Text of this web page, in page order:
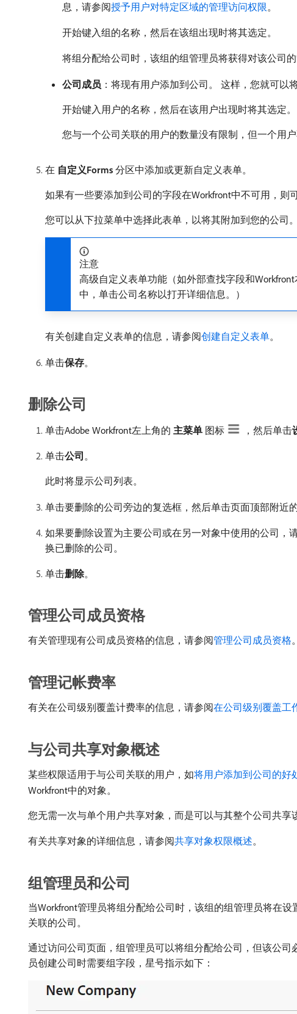
息，请参阅授予用户对特定区域的管理访问权限。
开始键入组的名称，然后在该组出现时将其选定。
将组分配给公司时，该组的组管理员将获得对该公司
公司成员 ：将现有用户添加到公司。 这样，您就可以
开始键入用户的名称，然后在该用户出现时将其选定。
您与一个公司关联的用户的数量没有限制，但一个用户
在​ 自定义Forms ​分区中添加或更新自定义表单。
如果有一些要添加到公司的字段在Workfront中不可用，则
您可以从下拉菜单中选择此表单，以将其附加到您的公司
注意
高级自定义表单功能（如外部查找字段和
中，单击公司名称以打开详细信息。）
有关创建自定义表单的信息，请参阅创建自定义表单。
单击​保存。
删除公司
单击Adobe Workfront左上角的​ 主菜单 ​图标 ，然后单击​
单击​公司 。
此时将显示公司列表。
单击要删除的公司旁边的复选框，然后单击页面顶部附近
如果要删除设置为主要公司或在另一对象中使用的公司，
换已删除的公司。
单击​删除。
管理公司成员资格
有关管理现有公司成员资格的信息，请参阅管理公司成员资格。
管理记帐费率
有关在公司级别覆盖计费率的信息，请参阅在公司级别覆盖工
与公司共享对象概述
某些权限适用于与公司关联的用户，如将用户添加到公司的好
Workfront中的对象。
您无需一次与单个用户共享对象，而是可以与其整个公司共享
有关共享对象的详细信息，请参阅共享对象权限概述。
组管理员和公司
当Workfront管理员将组分配给公司时，该组的组管理员将在
关联的公司。
通过访问公司页面，组管理员可以将组分配给公司，但该公
员创建公司时需要组字段，星号指示如下：